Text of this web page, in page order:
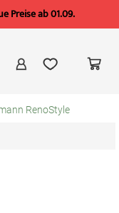
Preise ab 01.09.
RenoStyle